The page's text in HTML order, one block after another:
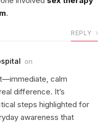
.
REPLY
on
calm
difference. It’s
steps highlighted for
awareness that